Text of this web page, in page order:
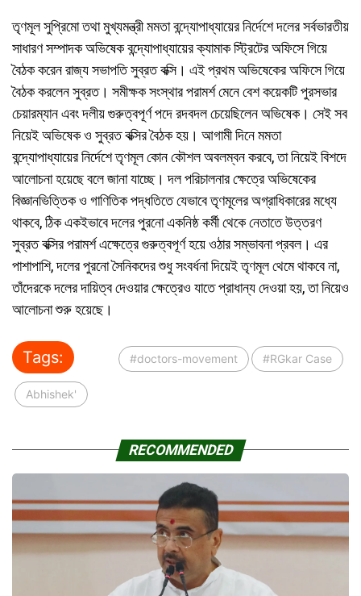
তৃণমূল সুপ্রিমো তথা মুখ্যমন্ত্রী মমতা বন্দ্যোপাধ্যায়ের নির্দেশে দলের সর্বভারতীয়
সাধারণ সম্পাদক অভিষেক বন্দ্যোপাধ্যায়ের ক্যামাক স্ট্রিটের অফিসে গিয়ে
বৈঠক করেন রাজ্য সভাপতি সুব্রত বক্সি। এই প্রথম অভিষেকের অফিসে গিয়ে
বৈঠক করলেন সুব্রত। সমীক্ষক সংস্থার পরামর্শ মেনে বেশ কয়েকটি পুরসভার
চেয়ারম্যান এবং দলীয় গুরুত্বপূর্ণ পদে রদবদল চেয়েছিলেন অভিষেক। সেই সব
নিয়েই অভিষেক ও সুব্রত বক্সির বৈঠক হয়। আগামী দিনে মমতা
বন্দ্যোপাধ্যায়ের নির্দেশে তৃণমূল কোন কৌশল অবলম্বন করবে, তা নিয়েই বিশদে
আলোচনা হয়েছে বলে জানা যাচ্ছে। দল পরিচালনার ক্ষেত্রে অভিষেকের
বিজ্ঞানভিত্তিক ও গাণিতিক পদ্ধতিতে যেভাবে তৃণমূলের অগ্রাধিকারের মধ্যে
থাকবে, ঠিক একইভাবে দলের পুরনো একনিষ্ঠ কর্মী থেকে নেতাতে উত্তরণ
সুব্রত বক্সির পরামর্শ এক্ষেত্রে গুরুত্বপূর্ণ হয়ে ওঠার সম্ভাবনা প্রবল। এর
পাশাপাশি, দলের পুরনো সৈনিকদের শুধু সংবর্ধনা দিয়েই তৃণমূল থেমে থাকবে না,
তাঁদেরকে দলের দায়িত্ব দেওয়ার ক্ষেত্রেও যাতে প্রাধান্য দেওয়া হয়, তা নিয়েও
আলোচনা শুরু হয়েছে।
Tags: #doctors-movement #RGkar Case
Abhishek'
RECOMMENDED